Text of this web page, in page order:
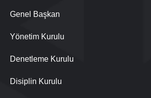
Genel Başkan
Yönetim Kurulu
Denetleme Kurulu
Disiplin Kurulu